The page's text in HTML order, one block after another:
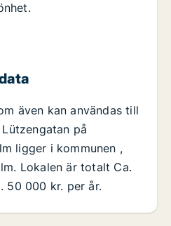
även kan användas till
på
ligger i kommunen ,
Lokalen är totalt Ca.
50 000 kr. per år.